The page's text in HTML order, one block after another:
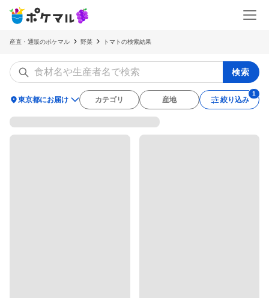
産直・通販のポケマル 野菜 トマトの検索結果
検索
location_on東京都にお届け カテゴリ 産地 絞り込み